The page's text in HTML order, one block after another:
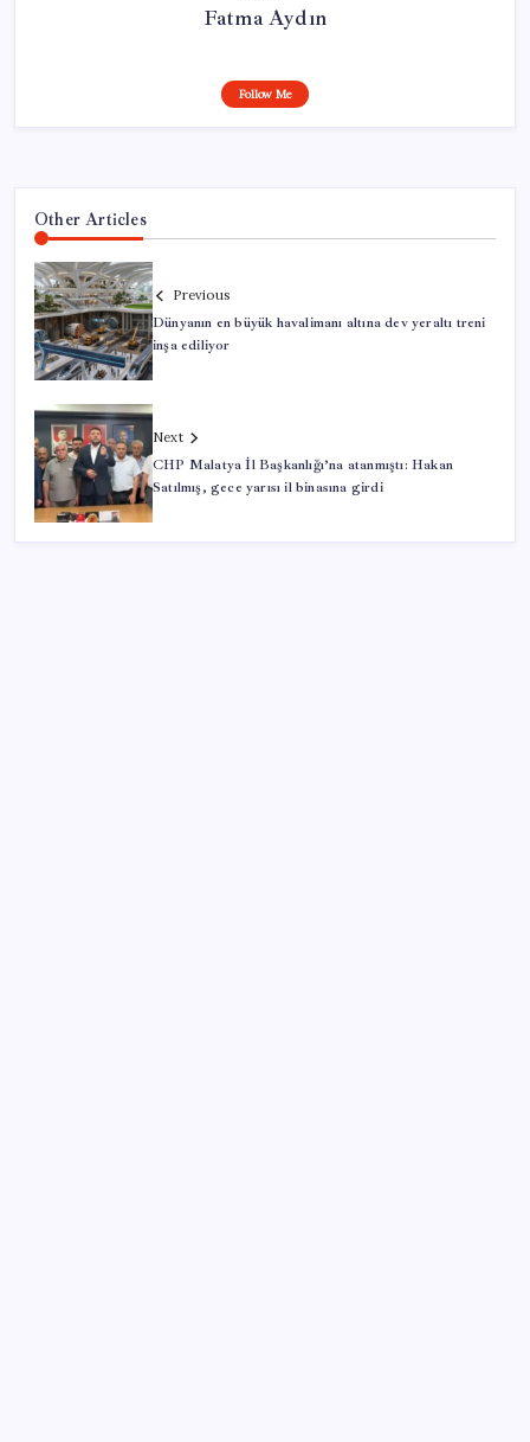
Fatma Aydın
Follow Me
Other Articles
Previous
Dünyanın en büyük havalimanı altına dev yeraltı treni
inşa ediliyor
Next
CHP Malatya İl Başkanlığı’na atanmıştı: Hakan
Satılmış, gece yarısı il binasına girdi